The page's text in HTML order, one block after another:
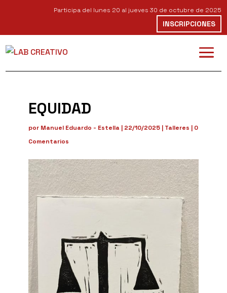
Participa del lunes 20 al jueves 30 de octubre de 2025
INSCRIPCIONES
EQUIDAD
por Manuel Eduardo - Estella | 22/10/2025 | Talleres | 0
Comentarios